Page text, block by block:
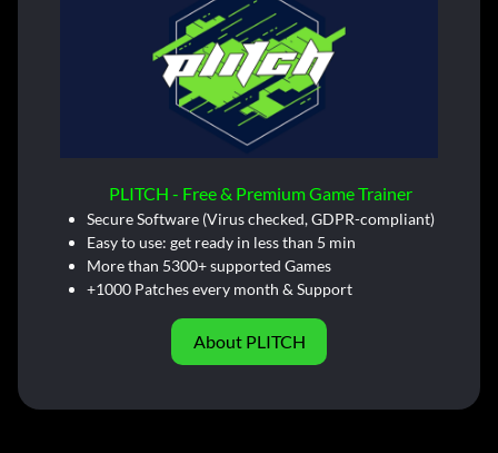
PLITCH - Free & Premium Game Trainer
Secure Software (Virus checked, GDPR-compliant)
Easy to use: get ready in less than 5 min
More than 5300+ supported Games
+1000 Patches every month & Support
About PLITCH